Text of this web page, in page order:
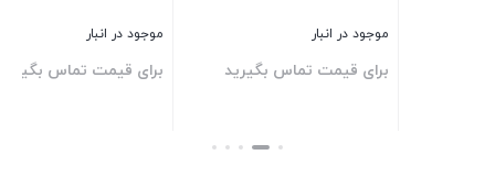
موجود در انبار
برای قیمت تماس بگیرید
در انبار موجود نمی باشد
برای قیمت تماس بگیرید
بستن